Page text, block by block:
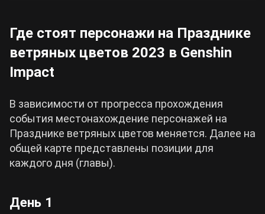
Где стоят персонажи на Празднике
ветряных цветов 2023 в Genshin
Impact
В зависимости от прогресса прохождения
события местонахождение персонажей на
Празднике ветряных цветов меняется. Далее на
общей карте представлены позиции для
каждого дня (главы).
День 1